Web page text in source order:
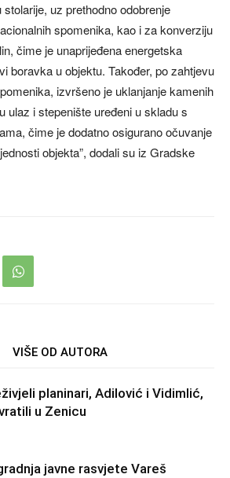
uz prethodno odobrenje
spomenika, kao i za konverziju
čime je unaprijeđena energetska
boravka u objektu. Također, po zahtjevu
izvršeno je uklanjanje kamenih
ulaz i stepenište uređeni u skladu s
čime je dodatno osigurano očuvanje
objekta”, dodali su iz Gradske
VIŠE OD AUTORA
planinari, Adilović i Vidimlić,
u Zenicu
javne rasvjete Vareš